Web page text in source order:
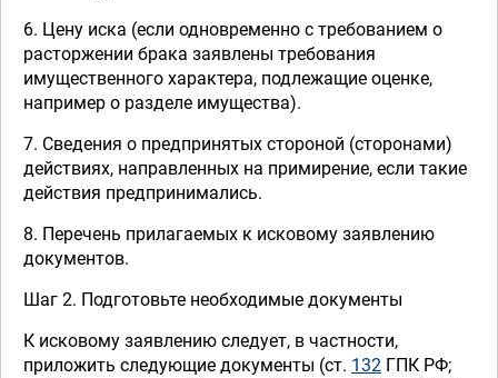
6. Цену иска (если одновременно с требованием о
расторжении брака заявлены требования
имущественного характера, подлежащие оценке,
например о разделе имущества).
7. Сведения о предпринятых стороной (сторонами)
действиях, направленных на примирение, если такие
действия предпринимались.
8. Перечень прилагаемых к исковому заявлению
документов.
Шаг 2. Подготовьте необходимые документы
К исковому заявлению следует, в частности,
приложить следующие документы (ст. 132 ГПК РФ;